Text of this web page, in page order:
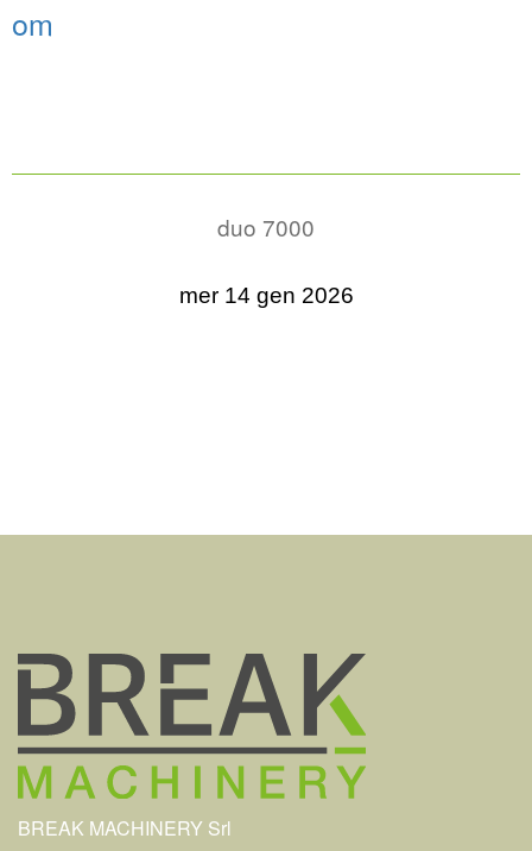
om
duo 7000
mer 14 gen 2026
BREAK MACHINERY Srl